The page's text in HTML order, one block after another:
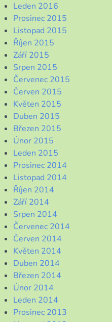
Leden 2016
Prosinec 2015
Listopad 2015
Říjen 2015
Září 2015
Srpen 2015
Červenec 2015
Červen 2015
Květen 2015
Duben 2015
Březen 2015
Únor 2015
Leden 2015
Prosinec 2014
Listopad 2014
Říjen 2014
Září 2014
Srpen 2014
Červenec 2014
Červen 2014
Květen 2014
Duben 2014
Březen 2014
Únor 2014
Leden 2014
Prosinec 2013